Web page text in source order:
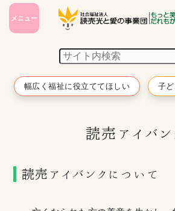
メニュー
幅広く福祉に役立ててほしい 子
読売アイバン
読売アイバンクについて